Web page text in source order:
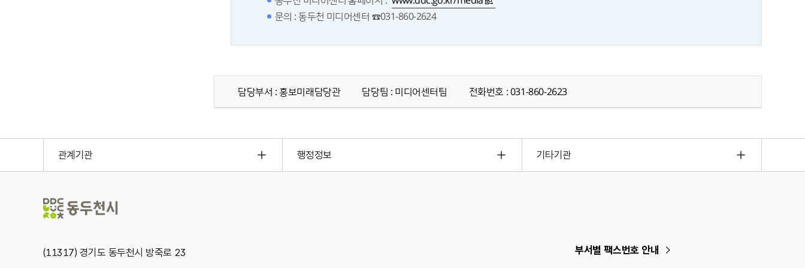
문의 : 동두천 미디어센터 ☎031-860-2624
담당부서 : 홍보미래담당관 담당팀 : 미디어센터팀 전화번호 : 031-860-2623
관계기관 행정정보 기타기관
(11317) 경기도 동두천시 방죽로 23 부서별 팩스번호 안내